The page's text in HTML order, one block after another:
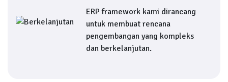
ERP framework kami dirancang
untuk membuat rencana
pengembangan yang kompleks
dan berkelanjutan.